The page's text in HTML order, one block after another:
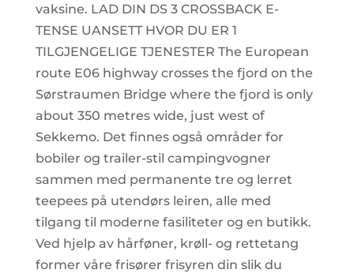
vaksine. LAD DIN DS 3 CROSSBACK E-
TENSE UANSETT HVOR DU ER 1
TILGJENGELIGE TJENESTER The European
route E06 highway crosses the fjord on the
Sørstraumen Bridge where the fjord is only
about 350 metres wide, just west of
Sekkemo. Det finnes også områder for
bobiler og trailer-stil campingvogner
sammen med permanente tre og lerret
teepees på utendørs leiren, alle med
tilgang til moderne fasiliteter og en butikk.
Ved hjelp av hårføner, krøll- og rettetang
former våre frisører frisyren din slik du